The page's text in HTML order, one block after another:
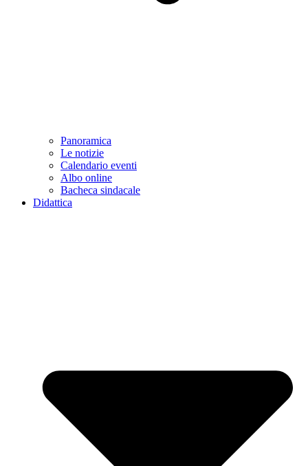
Panoramica
Le notizie
Calendario eventi
Albo online
Bacheca sindacale
Didattica